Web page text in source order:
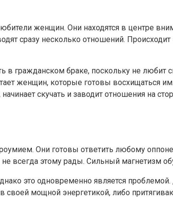
женщин. Они находятся в центре
сразу несколько отношений.
гражданском браке, поскольку не любит
женщин, которые готовы восхищаться
скучать и заводит отношения на
Они готовы ответить любому
этому рады. Сильный магнетизм
это одновременно является
мощной энергетикой, либо